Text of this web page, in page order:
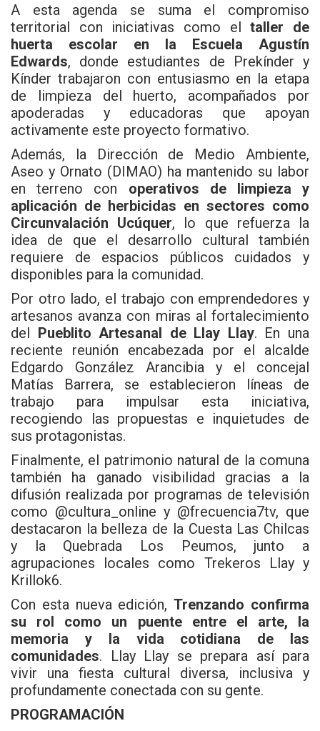
A esta agenda se suma el compromiso
territorial con iniciativas como eltaller de
huerta escolar en la Escuela Agustín
Edwards, donde estudiantes de Prekínder y
Kínder trabajaron con entusiasmo en la etapa
de limpieza del huerto, acompañados por
apoderadas y educadoras que apoyan
activamente este proyecto formativo.
Además, la Dirección de Medio Ambiente,
Aseo y Ornato (DIMAO) ha mantenido su labor
en terreno con operativos de limpieza y
aplicación de herbicidas en sectores como
Circunvalación Ucúquer, lo que refuerza la
idea de que el desarrollo cultural también
requiere de espacios públicos cuidados y
disponibles para la comunidad.
Por otro lado, el trabajo con emprendedores y
artesanos avanza con miras al fortalecimiento
del Pueblito Artesanal de Llay Llay. En una
reciente reunión encabezada por el alcalde
Edgardo González Arancibia y el concejal
Matías Barrera, se establecieron líneas de
trabajo para impulsar esta iniciativa,
recogiendo las propuestas e inquietudes de
sus protagonistas.
Finalmente, el patrimonio natural de la comuna
también ha ganado visibilidad gracias a la
difusión realizada por programas de televisión
como @cultura_online y @frecuencia7tv, que
destacaron la belleza de la Cuesta Las Chilcas
y la Quebrada Los Peumos, junto a
agrupaciones locales como Trekeros Llay y
Krillok6.
Con esta nueva edición,Trenzando confirma
su rol como un puente entre el arte, la
memoria y la vida cotidiana de las
comunidades. Llay Llay se prepara así para
vivir una fiesta cultural diversa, inclusiva y
profundamente conectada con su gente.
PROGRAMACIÓN